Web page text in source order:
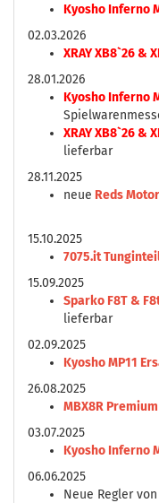
Kyosho Inferno
02.03.2026
XRAY XB8`26 &
28.01.2026
Kyosho Inferno
XRAY XB8`26 &
lieferbar
28.11.2025
neue Reds
15.10.2025
7075.it
15.09.2025
Sparko F8T &
lieferbar
02.09.2025
Kyosho MP11
26.08.2025
MBX8R
03.07.2025
Kyosho Inferno
06.06.2025
Neue Regler von